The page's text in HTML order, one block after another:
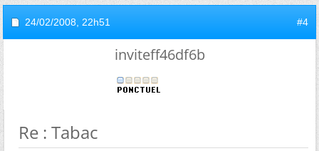
24/02/2008, 22h51 #4
inviteff46df6b
Re : Tabac